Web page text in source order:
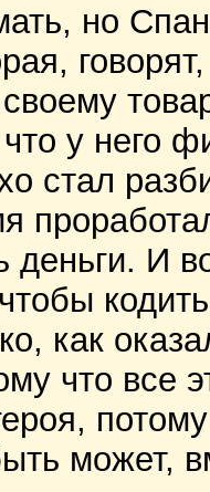
но
у него
стал
деньги. И
как
что все
может,